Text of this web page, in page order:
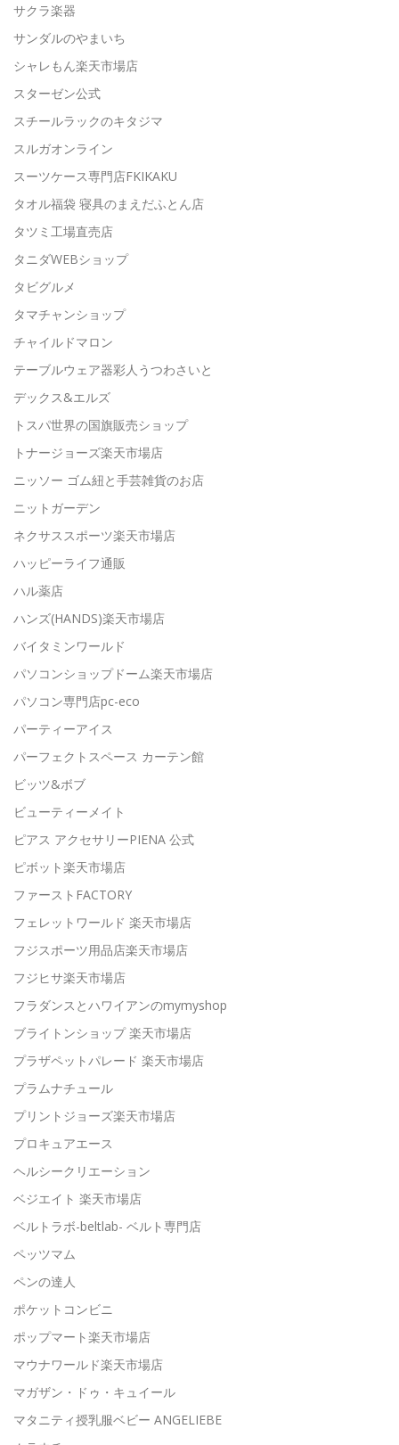
サクラ楽器
サンダルのやまいち
シャレもん楽天市場店
スターゼン公式
スチールラックのキタジマ
スルガオンライン
スーツケース専門店FKIKAKU
タオル福袋 寝具のまえだふとん店
タツミ工場直売店
タニダWEBショップ
タビグルメ
タマチャンショップ
チャイルドマロン
テーブルウェア器彩人うつわさいと
デックス&エルズ
トスパ世界の国旗販売ショップ
トナージョーズ楽天市場店
ニッソー ゴム紐と手芸雑貨のお店
ニットガーデン
ネクサススポーツ楽天市場店
ハッピーライフ通販
ハル薬店
ハンズ(HANDS)楽天市場店
バイタミンワールド
パソコンショップドーム楽天市場店
パソコン専門店pc-eco
パーティーアイス
パーフェクトスペース カーテン館
ビッツ&ボブ
ビューティーメイト
ピアス アクセサリーPIENA 公式
ピボット楽天市場店
ファーストFACTORY
フェレットワールド 楽天市場店
フジスポーツ用品店楽天市場店
フジヒサ楽天市場店
フラダンスとハワイアンのmymyshop
ブライトンショップ 楽天市場店
プラザペットパレード 楽天市場店
プラムナチュール
プリントジョーズ楽天市場店
プロキュアエース
ヘルシークリエーション
ベジエイト 楽天市場店
ベルトラボ-beltlab- ベルト専門店
ペッツマム
ペンの達人
ポケットコンビニ
ポップマート楽天市場店
マウナワールド楽天市場店
マガザン・ドゥ・キュイール
マタニティ授乳服ベビー ANGELIEBE